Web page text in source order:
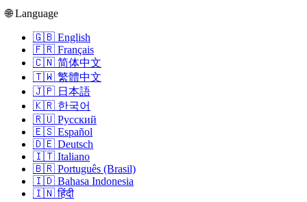
🌐 Language
🇬🇧 English
🇫🇷 Français
🇨🇳 简体中文
🇹🇼 繁體中文
🇯🇵 日本語
🇰🇷 한국어
🇷🇺 Русский
🇪🇸 Español
🇩🇪 Deutsch
🇮🇹 Italiano
🇧🇷 Português (Brasil)
🇮🇩 Bahasa Indonesia
🇮🇳 हिंदी